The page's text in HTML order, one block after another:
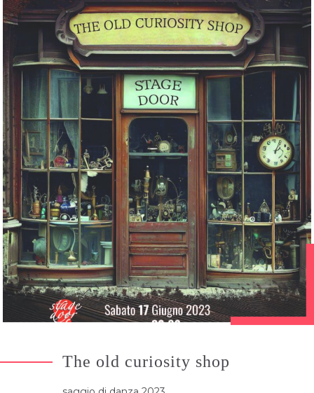
The old curiosity shop